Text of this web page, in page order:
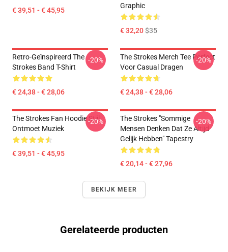
€ 39,51 - € 45,95
Graphic
€ 32,20$35
Retro-Geïnspireerd The
Strokes Band T-Shirt
€ 24,38 - € 28,06
-20%
The Strokes Merch Tee Perfect
Voor Casual Dragen
€ 24,38 - € 28,06
-20%
The Strokes Fan Hoodie Stijl
Ontmoet Muziek
€ 39,51 - € 45,95
-20%
The Strokes "Sommige
Mensen Denken Dat Ze Altijd
Gelijk Hebben" Tapestry
€ 20,14 - € 27,96
-20%
BEKIJK MEER
Gerelateerde producten